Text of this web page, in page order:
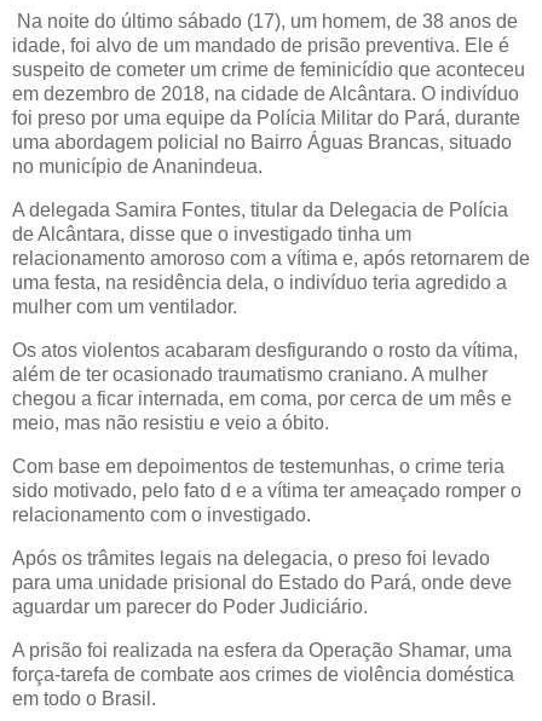
Na noite do último sábado (17), um homem, de 38 anos de
idade, foi alvo de um mandado de prisão preventiva. Ele é
suspeito de cometer um crime de feminicídio que aconteceu
em dezembro de 2018, na cidade de Alcântara. O indivíduo
foi preso por uma equipe da Polícia Militar do Pará, durante
uma abordagem policial no Bairro Águas Brancas, situado
no município de Ananindeua.
A delegada Samira Fontes, titular da Delegacia de Polícia
de Alcântara, disse que o investigado tinha um
relacionamento amoroso com a vítima e, após retornarem de
uma festa, na residência dela, o indivíduo teria agredido a
mulher com um ventilador.
Os atos violentos acabaram desfigurando o rosto da vítima,
além de ter ocasionado traumatismo craniano. A mulher
chegou a ficar internada, em coma, por cerca de um mês e
meio, mas não resistiu e veio a óbito.
Com base em depoimentos de testemunhas, o crime teria
sido motivado, pelo fato d e a vítima ter ameaçado romper o
relacionamento com o investigado.
Após os trâmites legais na delegacia, o preso foi levado
para uma unidade prisional do Estado do Pará, onde deve
aguardar um parecer do Poder Judiciário.
A prisão foi realizada na esfera da Operação Shamar, uma
força-tarefa de combate aos crimes de violência doméstica
em todo o Brasil.